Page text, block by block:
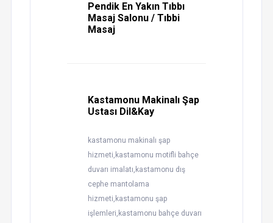
Pendik En Yakın Tıbbı
Masaj Salonu / Tıbbi
Masaj
Kastamonu Makinalı Şap
Ustası Dil&Kay
kastamonu makinalı şap
hizmeti,kastamonu motifli bahçe
duvarı imalatı,kastamonu dış
cephe mantolama
hizmeti,kastamonu şap
işlemleri,kastamonu bahçe duvarı